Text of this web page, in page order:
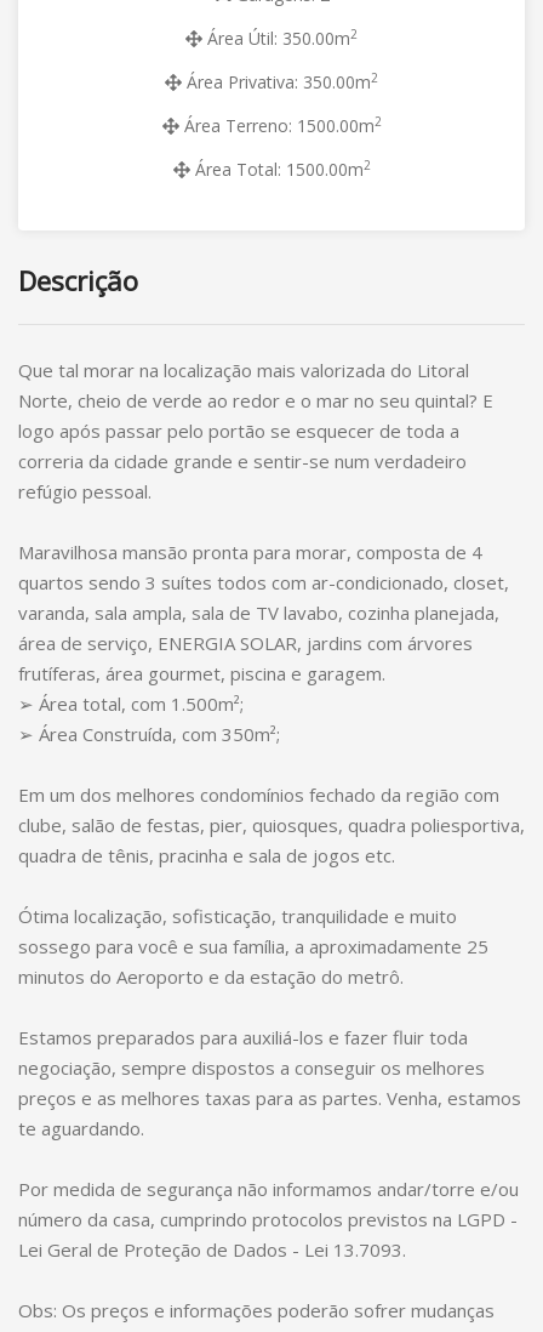
Área Útil: 350.00m2
Área Privativa: 350.00m2
Área Terreno: 1500.00m2
Área Total: 1500.00m2
Descrição
Que tal morar na localização mais valorizada do Litoral
Norte, cheio de verde ao redor e o mar no seu quintal? E
logo após passar pelo portão se esquecer de toda a
correria da cidade grande e sentir-se num verdadeiro
refúgio pessoal.
Maravilhosa mansão pronta para morar, composta de 4
quartos sendo 3 suítes todos com ar-condicionado, closet,
varanda, sala ampla, sala de TV lavabo, cozinha planejada,
área de serviço, ENERGIA SOLAR, jardins com árvores
frutíferas, área gourmet, piscina e garagem.
➢ Área total, com 1.500m²;
➢ Área Construída, com 350m²;
Em um dos melhores condomínios fechado da região com
clube, salão de festas, pier, quiosques, quadra poliesportiva,
quadra de tênis, pracinha e sala de jogos etc.
Ótima localização, sofisticação, tranquilidade e muito
sossego para você e sua família, a aproximadamente 25
minutos do Aeroporto e da estação do metrô.
Estamos preparados para auxiliá-los e fazer fluir toda
negociação, sempre dispostos a conseguir os melhores
preços e as melhores taxas para as partes. Venha, estamos
te aguardando.
Por medida de segurança não informamos andar/torre e/ou
número da casa, cumprindo protocolos previstos na LGPD -
Lei Geral de Proteção de Dados - Lei 13.7093.
Obs: Os preços e informações poderão sofrer mudanças